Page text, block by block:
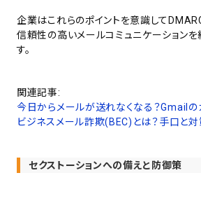
企業はこれらのポイントを意識して
信頼性の高いメールコミュニケーション
す。
関連記事:
今日からメールが送れなくなる？Gmailの
ビジネスメール詐欺(BEC)とは？手口と
セクストーションへの備えと防御策